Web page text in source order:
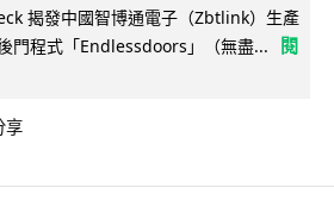
揭發中國智博通電子（Zbtlink）生產
門程式「Endlessdoors」（無盡...
閱
享